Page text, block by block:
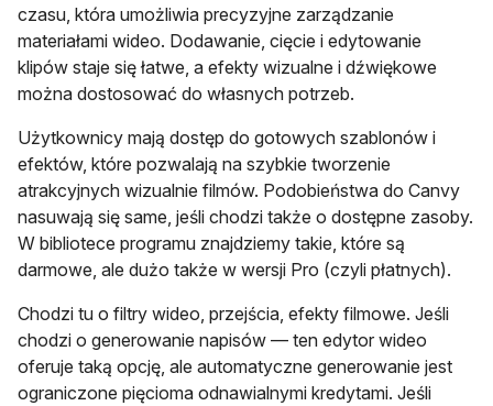
czasu, która umożliwia precyzyjne zarządzanie
materiałami wideo. Dodawanie, cięcie i edytowanie
klipów staje się łatwe, a efekty wizualne i dźwiękowe
można dostosować do własnych potrzeb.
Użytkownicy mają dostęp do gotowych szablonów i
efektów, które pozwalają na szybkie tworzenie
atrakcyjnych wizualnie filmów. Podobieństwa do Canvy
nasuwają się same, jeśli chodzi także o dostępne zasoby.
W bibliotece programu znajdziemy takie, które są
darmowe, ale dużo także w wersji Pro (czyli płatnych).
Chodzi tu o filtry wideo, przejścia, efekty filmowe. Jeśli
chodzi o generowanie napisów — ten edytor wideo
oferuje taką opcję, ale automatyczne generowanie jest
ograniczone pięcioma odnawialnymi kredytami. Jeśli